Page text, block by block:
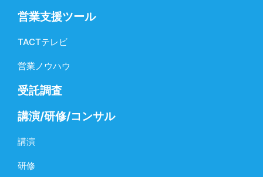
営業支援ツール
TACTテレビ
営業ノウハウ
受託調査
講演/研修/コンサル
講演
研修